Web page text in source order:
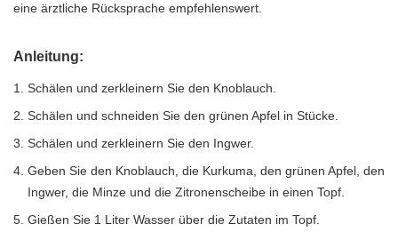
eine ärztliche Rücksprache empfehlenswert.
Anleitung:
Schälen und zerkleinern Sie den Knoblauch.
Schälen und schneiden Sie den grünen Apfel in Stücke.
Schälen und zerkleinern Sie den Ingwer.
Geben Sie den Knoblauch, die Kurkuma, den grünen Apfel, den
Ingwer, die Minze und die Zitronenscheibe in einen Topf.
Gießen Sie 1 Liter Wasser über die Zutaten im Topf.